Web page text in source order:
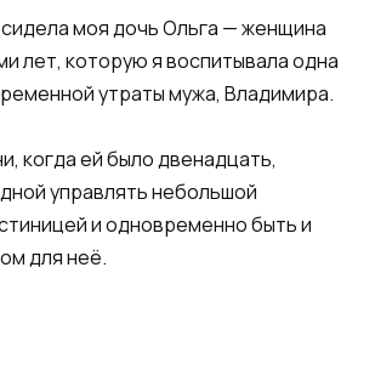
моя дочь Ольга — женщина
лет, которую я воспитывала одна
утраты мужа, Владимира.
когда ей было двенадцать,
управлять небольшой
и одновременно быть и
для неё.